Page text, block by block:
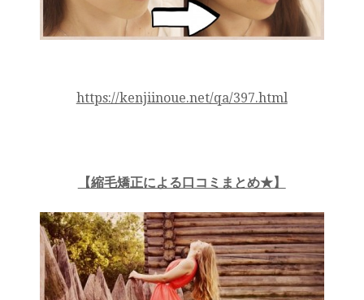
https://kenjiinoue.net/qa/397.html
【縮毛矯正による口コミまとめ★】